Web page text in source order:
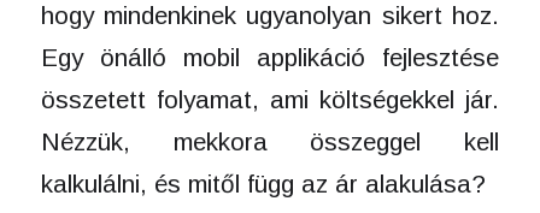
hogy mindenkinek ugyanolyan sikert hoz.
Egy önálló mobil applikáció fejlesztése
összetett folyamat, ami költségekkel jár.
Nézzük, mekkora összeggel kell
kalkulálni, és mitől függ az ár alakulása?